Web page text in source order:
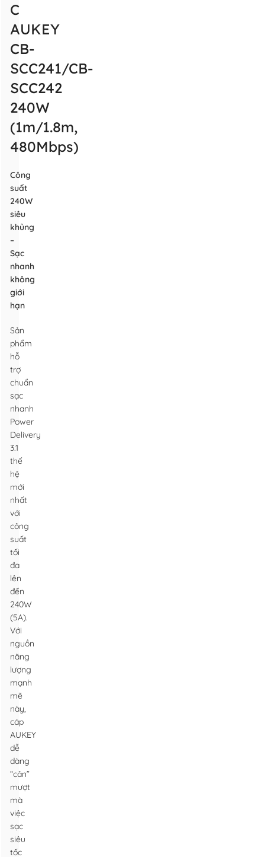
C
AUKEY
CB-
SCC241/CB-
SCC242
240W
(1m/1.8m,
480Mbps)
Công
suất
240W
siêu
khủng
–
Sạc
nhanh
không
giới
hạn
Sản
phẩm
hỗ
trợ
chuẩn
sạc
nhanh
Power
Delivery
3.1
thế
hệ
mới
nhất
với
công
suất
tối
đa
lên
đến
240W
(5A).
Với
nguồn
năng
lượng
mạnh
mẽ
này,
cáp
AUKEY
dễ
dàng
“cân”
mượt
mà
việc
sạc
siêu
tốc